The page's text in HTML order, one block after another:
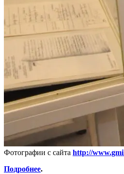
Фотографии с сайта http://
Подробнее.